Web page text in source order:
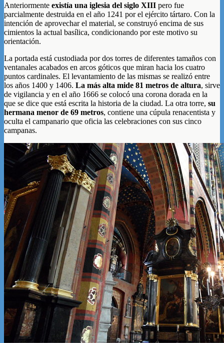
Anteriormente existía una iglesia del siglo XIII pero fue
parcialmente destruida en el año 1241 por el ejército tártaro. Con la
intención de aprovechar el material, se construyó encima de sus
cimientos la actual basílica, condicionando por este motivo su
orientación.
La portada está custodiada por dos torres de diferentes tamaños con
ventanales acabados en arcos góticos que miran hacia los cuatro
puntos cardinales. El levantamiento de las mismas se realizó entre
los años 1400 y 1406. La más alta mide 81 metros de altura, sirve
de vigilancia y en el año 1666 se colocó una corona dorada en la
que se dice que está escrita la historia de la ciudad. La otra torre, su
hermana menor de 69 metros, contiene una cúpula renacentista y
oculta el campanario que oficia las celebraciones con sus cinco
campanas.